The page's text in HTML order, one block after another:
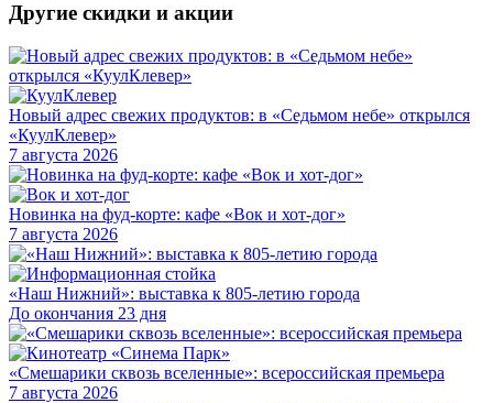
Другие скидки и акции
Новый адрес свежих продуктов: в «Седьмом небе» открылся
«КуулКлевер»
7 августа 2026
Новинка на фуд-корте: кафе «Вок и хот-дог»
7 августа 2026
«Наш Нижний»: выставка к 805-летию города
До окончания 23 дня
«Смешарики сквозь вселенные»: всероссийская премьера
7 августа 2026